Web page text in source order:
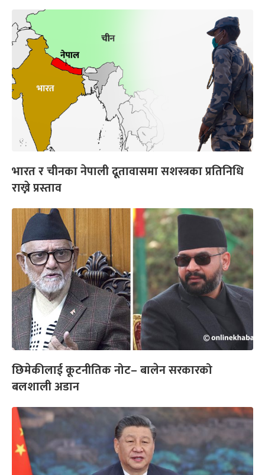
भारत र चीनका नेपाली दूतावासमा सशस्त्रका प्रतिनिधि
राख्ने प्रस्ताव
छिमेकीलाई कूटनीतिक नोट– बालेन सरकारको
बलशाली अडान